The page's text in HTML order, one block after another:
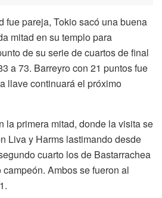
fue pareja, Tokio sacó una buena
mitad en su templo para
de su serie de cuartos de final
a 73. Barreyro con 21 puntos fue
llave continuará el próximo
la primera mitad, donde la visita se
Liva y Harms lastimando desde
cuarto los de Bastarrachea
Ambos se fueron al